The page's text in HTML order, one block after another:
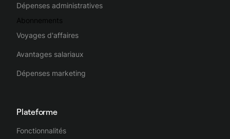
Dépenses administratives
Abonnements
Voyages d'affaires
Avantages salariaux
Dépenses marketing
Plateforme
Fonctionnalités